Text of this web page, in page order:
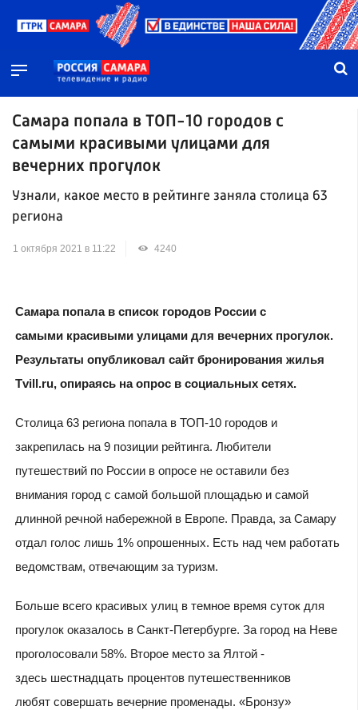
Самара попала в ТОП-10 городов с
самыми красивыми улицами для
вечерних прогулок
Узнали, какое место в рейтинге заняла столица 63
региона
1 октября 2021 в 11:22 4240
Самара попала в список городов России с
самыми красивыми улицами для вечерних прогулок.
Результаты опубликовал сайт бронирования жилья
Tvill.ru, опираясь на опрос в социальных сетях.
Столица 63 региона попала в ТОП-10 городов и
закрепилась на 9 позиции рейтинга. Любители
путешествий по России в опросе не оставили без
внимания город с самой большой площадью и самой
длинной речной набережной в Европе. Правда, за Самару
отдал голос лишь 1% опрошенных. Есть над чем работать
ведомствам, отвечающим за туризм.
Больше всего красивых улиц в темное время суток для
прогулок оказалось в Санкт-Петербурге. За город на Неве
проголосовали 58%. Второе место за Ялтой -
здесь шестнадцать процентов путешественников
любят совершать вечерние променады. «Бронзу»